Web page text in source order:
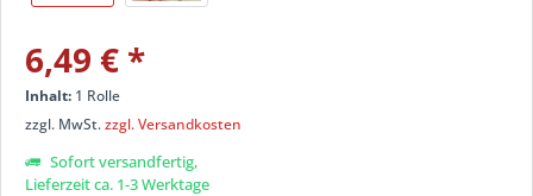
6,49 € *
Inhalt: 1 Rolle
zzgl. MwSt.zzgl. Versandkosten
Sofort versandfertig,
Lieferzeit ca. 1-3 Werktage